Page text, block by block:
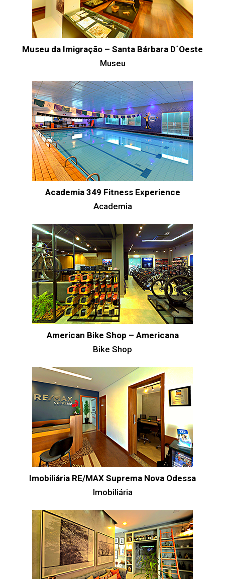
Museu da Imigração – Santa Bárbara D´Oeste
Museu
Academia 349 Fitness Experience
Academia
American Bike Shop – Americana
Bike Shop
Imobiliária RE/MAX Suprema Nova Odessa
Imobiliária